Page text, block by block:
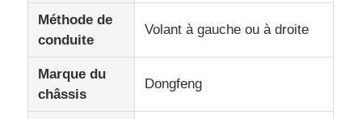
Méthode de
conduite
Volant à gauche ou à droite
Marque du
châssis
Dongfeng